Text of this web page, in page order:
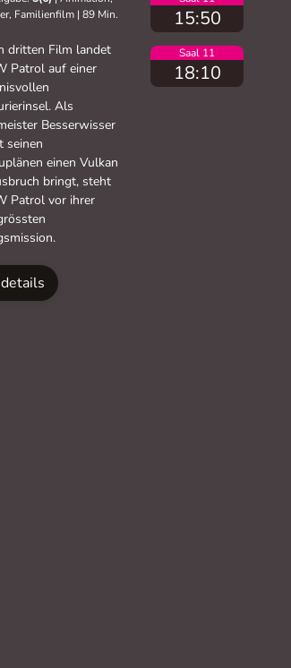
Familienfilm | 89 Min.
dritten Film landet
Patrol auf einer
Als
Besserwisser
seinen
einen Vulkan
bringt, steht
Patrol vor ihrer
15:50
Saal 11
18:10